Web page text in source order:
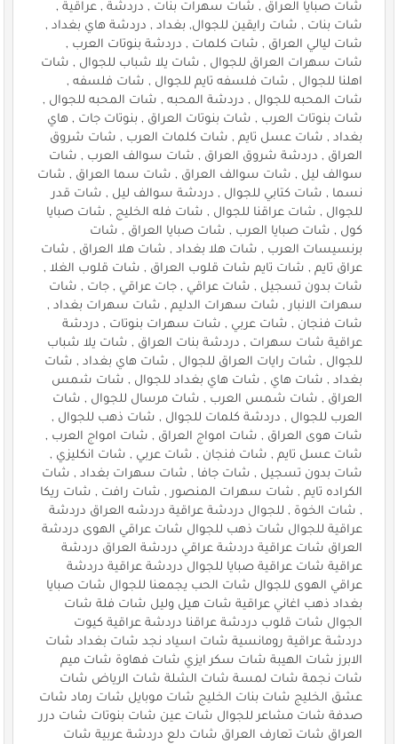
شات صبايا العراق , شات سهرات بنات , دردشة , عراقية ,
شات بنات , شات رايقين للجوال, بغداد , دردشة هاي بغداد ,
شات ليالي العراق , شات كلمات , دردشة بنوتات العرب ,
شات سهرات العراق للجوال , شات يلا شباب للجوال , شات
اهلنا للجوال , شات فلسفه تايم للجوال , شات فلسفه ,
شات المحبه للجوال , دردشة المحبه , شات المحبه للجوال ,
شات بنوتات العرب , شات بنوتات العراق , بنوتات جات , هاي
بغداد , شات عسل تايم , شات كلمات العرب , شات شروق
العراق , دردشة شروق العراق , شات سوالف العرب , شات
سوالف ليل , شات سوالف العراق , شات سما العراق , شات
نسما , شات كتابي للجوال , دردشة سوالف ليل , شات قدر
للجوال , شات عراقنا للجوال , شات فله الخليج , شات صبايا
كول , شات صبايا العرب , شات صبايا العراق , شات
برنسيسات العرب , شات هلا بغداد , شات هلا العراق , شات
عراق تايم , شات تايم شات قلوب العراق , شات قلوب الغلا ,
شات بدون تسجيل , شات عراقي , جات عراقي , جات , شات
سهرات الانبار , شات سهرات الدليم , شات سهرات بغداد ,
شات فنجان , شات عربي , شات سهرات بنوتات , دردشة
عراقية شات سهرات , دردشة بنات العراق , شات يلا شباب
للجوال , شات رايات العراق للجوال , شات هاي بغداد , شات
بغداد , شات هاي , شات هاي بغداد للجوال , شات شمس
العراق , شات شمس العرب , شات مرسال للجوال , شات
العرب للجوال , دردشة كلمات للجوال , شات ذهب للجوال ,
شات هوى العراق , شات امواج العراق , شات امواج العرب ,
شات عسل تايم , شات فنجان , شات عربي , شات انكليزي ,
شات بدون تسجيل , شات جافا , شات سهرات بغداد , شات
الكراده تايم , شات سهرات المنصور , شات رافت , شات ريكا
, شات الخوة , للجوال دردشة عراقية دردشه العراق دردشة
عراقية للجوال شات ذهب للجوال شات عراقي الهوى دردشة
العراق شات عراقية دردشة عراقي دردشة العراق دردشة
عراقية شات عراقية صبايا للجوال دردشة عراقية دردشة
عراقي الهوى للجوال شات الحب يجمعنا للجوال شات صبايا
بغداد ذهب اغاني عراقية شات هيل وليل شات فلة شات
الجوال شات قلوب دردشة عراقنا دردشة عراقية كيوت
دردشة عراقية رومانسية شات اسياد نجد شات بغداد شات
الابرز شات الهيبة شات سكر ايزي شات فهاوة شات ميم
شات نجمة شات لمسة شات الشلة شات الرياض شات
عشق الخليج شات بنات الخليج شات موبايل شات رماد شات
صدفة شات مشاعر للجوال شات عين شات بنوتات شات درر
العراق شات تعارف العراق شات دلع دردشة عربية شات